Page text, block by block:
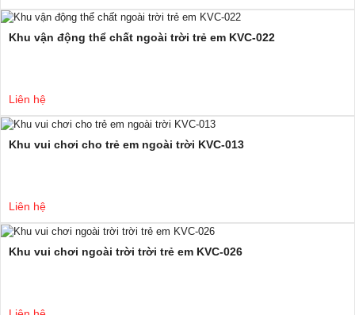
Khu vận động thể chất ngoài trời trẻ em KVC-022
Liên hệ
Khu vui chơi cho trẻ em ngoài trời KVC-013
Liên hệ
Khu vui chơi ngoài trời trời trẻ em KVC-026